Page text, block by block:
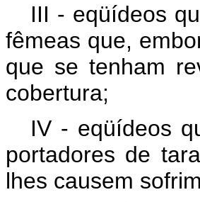
III - eqüídeos
fêmeas que,
que se tenham
cobertura;
IV - eqüídeos
portadores de
lhes causem